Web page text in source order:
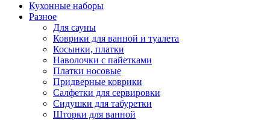
Кухонные наборы
Разное
Для сауны
Коврики для ванной и туалета
Косынки, платки
Наволочки с пайетками
Платки носовые
Придверные коврики
Салфетки для сервировки
Сидушки для табуретки
Шторки для ванной